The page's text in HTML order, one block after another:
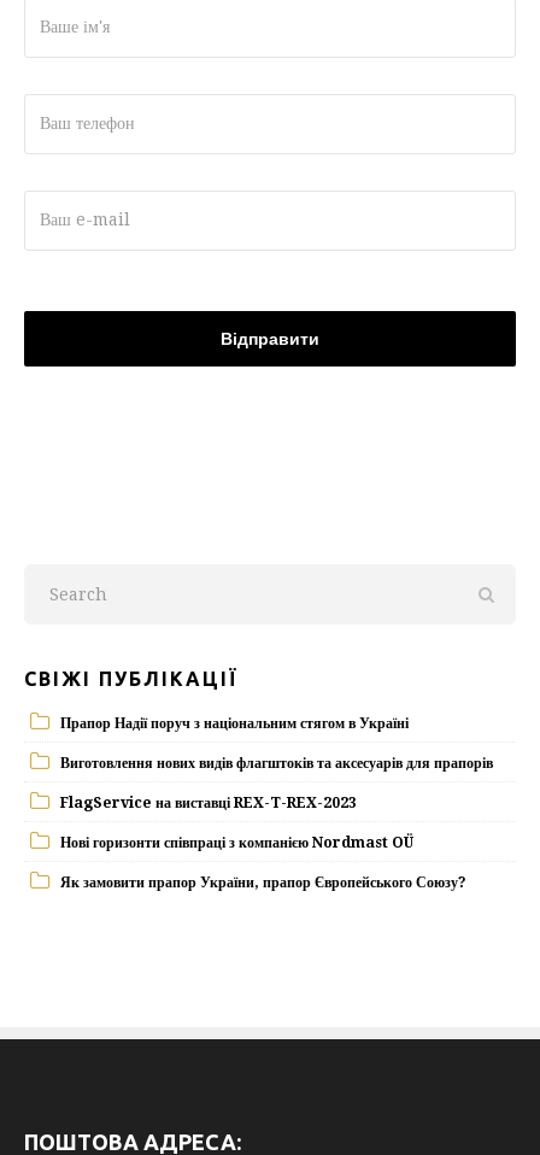
СВІЖІ ПУБЛІКАЦІЇ
Прапор Надії поруч з національним стягом в Україні
Виготовлення нових видів флагштоків та аксесуарів для прапорів
FlagService на виставці REX-T-REX-2023
Нові горизонти співпраці з компанією Nordmast OÜ
Як замовити прапор України, прапор Європейського Союзу?
ПОШТОВА АДРЕСА: